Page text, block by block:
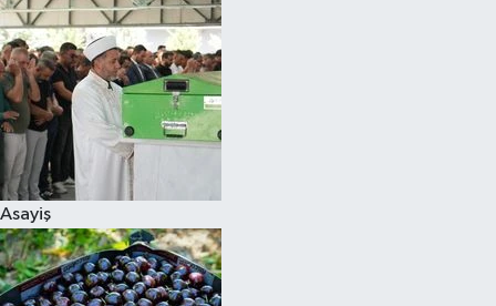
Asayiş
Televizyon
Yaşam-Çevre